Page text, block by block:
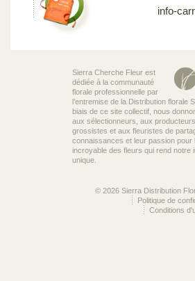
info-
Sierra Cherche Fleur est
dédiée à la communauté
florale professionnelle par
l’entremise de la Distribution florale
biais de ce site collectif, nous
aux sélectionneurs, aux
grossistes et aux fleuristes de
connaissances et leur passion pour
incroyable des fleurs qui rend notre
unique.
© 2026 Sierra Distribution
Politique de
Conditions